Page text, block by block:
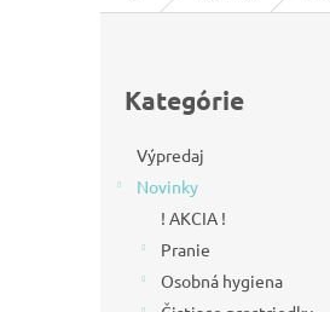
p
kategórie
Kategórie
Výpredaj
Novinky
! AKCIA !
Pranie
Osobná hygiena